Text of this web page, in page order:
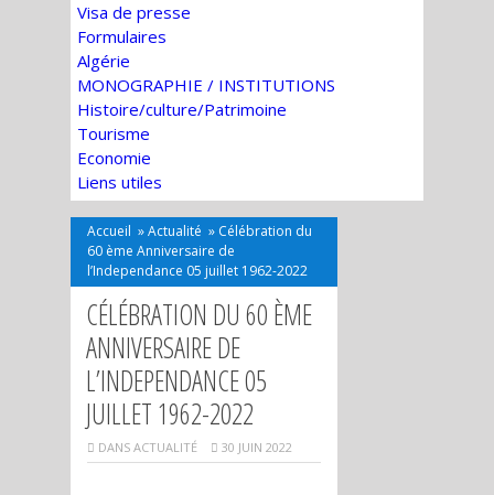
Visa de presse
Formulaires
Algérie
MONOGRAPHIE / INSTITUTIONS
Histoire/culture/Patrimoine
Tourisme
Economie
Liens utiles
Accueil »Actualité » Célébration du
60 ème Anniversaire de
l’Independance 05 juillet 1962-2022
CÉLÉBRATION DU 60 ÈME
ANNIVERSAIRE DE
L’INDEPENDANCE 05
JUILLET 1962-2022
DANS ACTUALITÉ 30 JUIN 2022